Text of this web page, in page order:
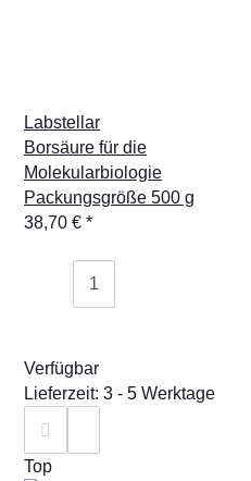
Labstellar
Borsäure für die
Molekularbiologie
Packungsgröße 500 g
38,70 € *
Verfügbar
Lieferzeit: 3 - 5 Werktage
Top